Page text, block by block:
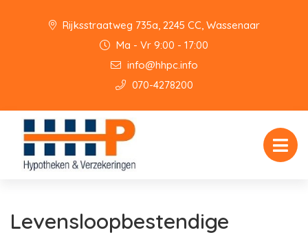
Rijksstraatweg 735a, 2245 CC, Wassenaar
Ma - Vr 9:00 - 17:00
info@hhpc.info
070-4278200
Levensloopbestendige